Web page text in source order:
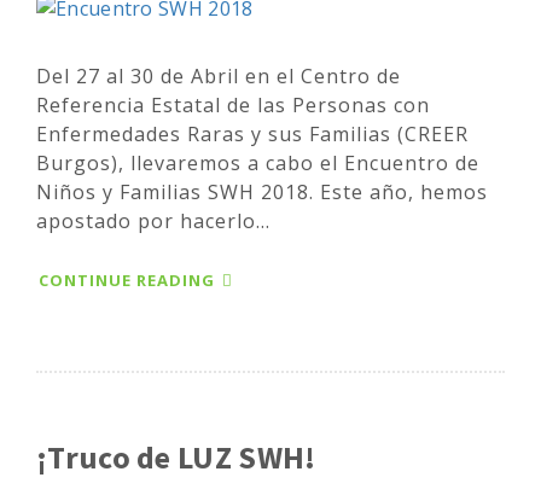
Del 27 al 30 de Abril en el Centro de
Referencia Estatal de las Personas con
Enfermedades Raras y sus Familias (CREER
Burgos), llevaremos a cabo el Encuentro de
Niños y Familias SWH 2018. Este año, hemos
apostado por hacerlo...
CONTINUE READING
¡Truco de LUZ SWH!